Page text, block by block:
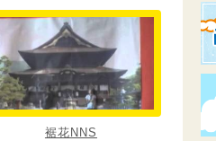
裾花NNS